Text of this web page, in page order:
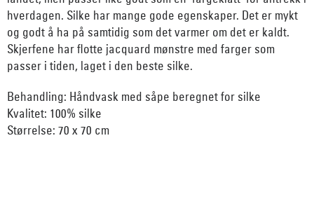
hverdagen. Silke har mange gode egenskaper. Det er mykt
og godt å ha på samtidig som det varmer om det er kaldt.
Skjerfene har flotte jacquard mønstre med farger som
passer i tiden, laget i den beste silke.
Behandling: Håndvask med såpe beregnet for silke
Kvalitet: 100% silke
Størrelse: 70 x 70 cm